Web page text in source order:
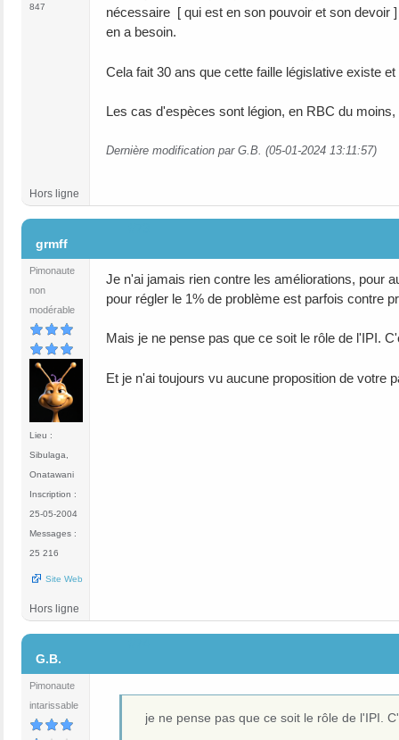
847
nécessaire [ qui est en son pouvoir et son devoir
en a besoin.
Cela fait 30 ans que cette faille législative existe
Les cas d'espèces sont légion, en RBC du
Dernière modification par G.B. (05-01-2024 13:11:57)
Hors ligne
grmff
Pimonaute
non
modérable
Lieu :
Sibulaga,
Onatawani
Inscription :
25-05-2004
Messages :
25 216
Site Web
Je n'ai jamais rien contre les améliorations, pour
pour régler le 1% de problème est parfois contre
Mais je ne pense pas que ce soit le rôle de l'IPI.
Et je n'ai toujours vu aucune proposition de votre
Hors ligne
G.B.
Pimonaute
intarissable
je ne pense pas que ce soit le rôle de l'IPI.